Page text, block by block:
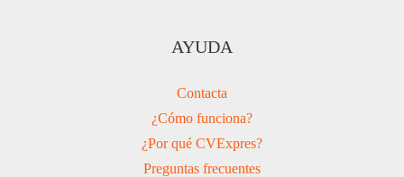
AYUDA
Contacta
¿Cómo funciona?
¿Por qué CVExpres?
Preguntas frecuentes